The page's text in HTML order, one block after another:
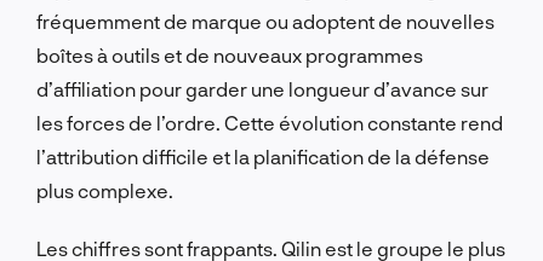
fréquemment de marque ou adoptent de nouvelles
boîtes à outils et de nouveaux programmes
d’affiliation pour garder une longueur d’avance sur
les forces de l’ordre. Cette évolution constante rend
l’attribution difficile et la planification de la défense
plus complexe.
Les chiffres sont frappants. Qilin est le groupe le plus